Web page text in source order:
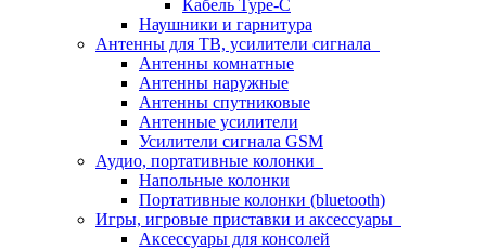
Кабель Type-C
Наушники и гарнитура
Антенны для ТВ, усилители сигнала
Антенны комнатные
Антенны наружные
Антенны спутниковые
Антенные усилители
Усилители сигнала GSM
Аудио, портативные колонки
Напольные колонки
Портативные колонки (bluetooth)
Игры, игровые приставки и аксессуары
Аксессуары для консолей